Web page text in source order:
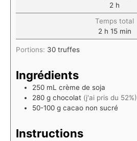
2 h
Temps total
2 h 15 min
Portions: 30 truffes
Ingrédients
250 mL crème de soja
280 g chocolat (j'ai pris du 52%)
50-100 g cacao non sucré
Instructions